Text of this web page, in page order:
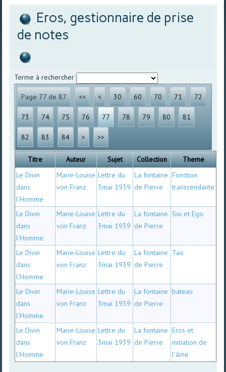
Eros, gestionnaire de prise
de notes
Terme à rechercher
Page 77 de 87 << < 30 60 70 71 72
73 74 75 76 77 78 79 80 81
82 83 84 > >>
Titre Auteur Sujet Collection
Theme
Le Divin
dans
l'Homme
Marie-Louise
von Franz
Lettre du
3mai 1939
La fontaine
de Pierre
Fonction
transcendante
Le Divin
dans
l'Homme
Marie-Louise
von Franz
Lettre du
3mai 1939
La fontaine
de Pierre
Soi et Ego
Le Divin
dans
l'Homme
Marie-Louise
von Franz
Lettre du
3mai 1939
La fontaine
de Pierre
Tao
Le Divin
dans
l'Homme
Marie-Louise
von Franz
Lettre du
3mai 1939
La fontaine
de Pierre
bateau
Le Divin
dans
l'Homme
Marie-Louise
von Franz
Lettre du
3mai 1939
La fontaine
de Pierre
Eros et
initiation de
l'âme